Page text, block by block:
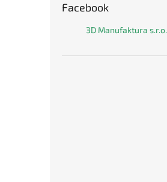
Facebook
3D Manufaktura s.r.o.